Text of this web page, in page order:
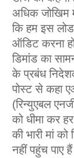
अधिक जोखिम
कि हम इस
ऑडिट करना
डिमांड का
के प्रबंध
पोस्ट से कहा
(रिन्‍युएबल
को धीमा कर
की भारी मां
नहीं पहुंच पाए